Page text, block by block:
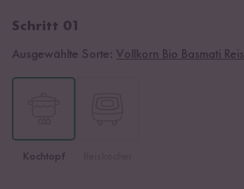
Schritt 01
Ausgewählte Sorte: Vollkorn Bio Basmati Reis
Kochtopf